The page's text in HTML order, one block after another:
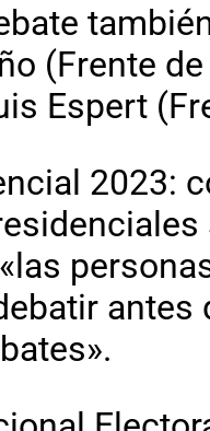
(Frente
Espert
2023:
antes